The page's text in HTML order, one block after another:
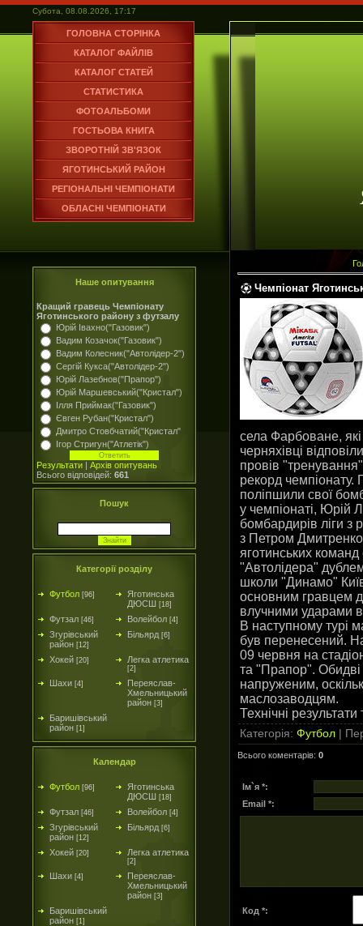
Субота, 08.08.2026, 17:17
ГОЛОВНА СТОРІНКА
КАТАЛОГ ФАЙЛІВ
КАТАЛОГ СТАТЕЙ
СТАТИСТИКА
ФОТОАЛЬБОМИ
ГОСТЬОВА КНИГА
ЗВОРОТНІЙ ЗВ'ЯЗОК
ЯГОТИНСЬКИЙ РАЙОН
РЕГІОНАЛЬНІ ЧЕМПІОНАТИ
ОБЛАСНІ ЧЕМПІОНАТИ
Наше опитування
Кращий гравець Чемпіонату
Яготинського району з футзалу
Юрій Івахно("Газовик")
Вадим Козачок("Газовик")
Вадим Колесник("Автолідер-2")
Сергій Кукса("Автолідер-2")
Юрій Лазебнов("Прапор")
Юрій Маршевський("Кристал")
Ілля Приймак("Газовик")
Євген Рубан("Кристал")
Дмитро Стовбчатий("Кристал"
Ігор Стригун("Атлетік")
Результати | Архів опитувань
Всього відповідей: 661
Пошук
Категорії розділу
Футбол [96]
Яготинська
ДЮСШ [18]
Футзал [46] Волейбол [4]
Згурівський
район [12]
Більярд [6]
Хокей [20] Легка атлетика
[2]
Шахи [4]
Переяслав-
Хмельницький
район [3]
Баришівський
район [1]
Календар
Футбол [96]
Яготинська
ДЮСШ [18]
Футзал [46] Волейбол [4]
Згурівський
район [12]
Більярд [6]
Хокей [20] Легка атлетика
[2]
Шахи [4]
Переяслав-
Хмельницький
район [3]
Баришівський
район [1]
Чемпіонат
села Фарбоване,
черняхівці
провів
рекорд чемпіонату.
поліпшили свої
у чемпіонаті, Юрій
бомбардирів ліги з
з Петром
яготинських
"Автолідера"
школи "Динамо"
основним гравцем
влучними ударами
В наступному турі
був перенесений.
09 червня на
та "Прапор".
напруженим,
маслозаводцям.
Технічні
Категорія: Футбол |
Всього коментарів: 0
Ім`я *:
Email *:
Код *: